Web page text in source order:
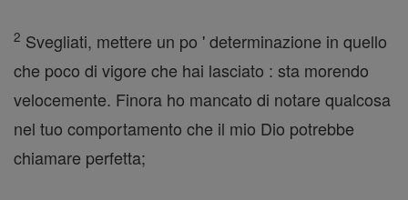
2 Svegliati, mettere un po ' determinazione in quello
che poco di vigore che hai lasciato : sta morendo
velocemente. Finora ho mancato di notare qualcosa
nel tuo comportamento che il mio Dio potrebbe
chiamare perfetta;